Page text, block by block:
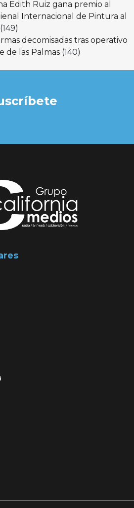
Edith Ruiz gana premio al
Internacional de Pintura al
(149)
decomisadas tras operativo
de las Palmas (140)